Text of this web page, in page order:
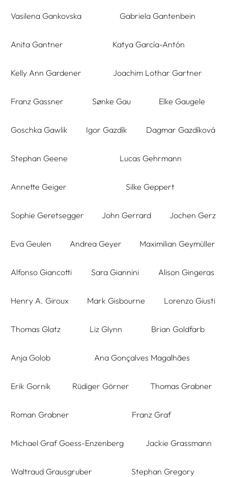
Vasilena Gankovska Gabriela Gantenbein
Anita Gantner Katya García-Antón
Kelly Ann Gardener Joachim Lothar Gartner
Franz Gassner Sønke Gau Elke Gaugele
Goschka Gawlik Igor Gazdík Dagmar Gazdíková
Stephan Geene Lucas Gehrmann
Annette Geiger Silke Geppert
Sophie Geretsegger John Gerrard Jochen Gerz
Eva Geulen Andrea Geyer Maximilian Geymüller
Alfonso Giancotti Sara Giannini Alison Gingeras
Henry A. Giroux Mark Gisbourne Lorenzo Giusti
Thomas Glatz Liz Glynn Brian Goldfarb
Anja Golob Ana Gonçalves Magalhães
Erik Gornik Rüdiger Görner Thomas Grabner
Roman Grabner Franz Graf
Michael Graf Goess-Enzenberg Jackie Grassmann
Waltraud Grausgruber Stephan Gregory